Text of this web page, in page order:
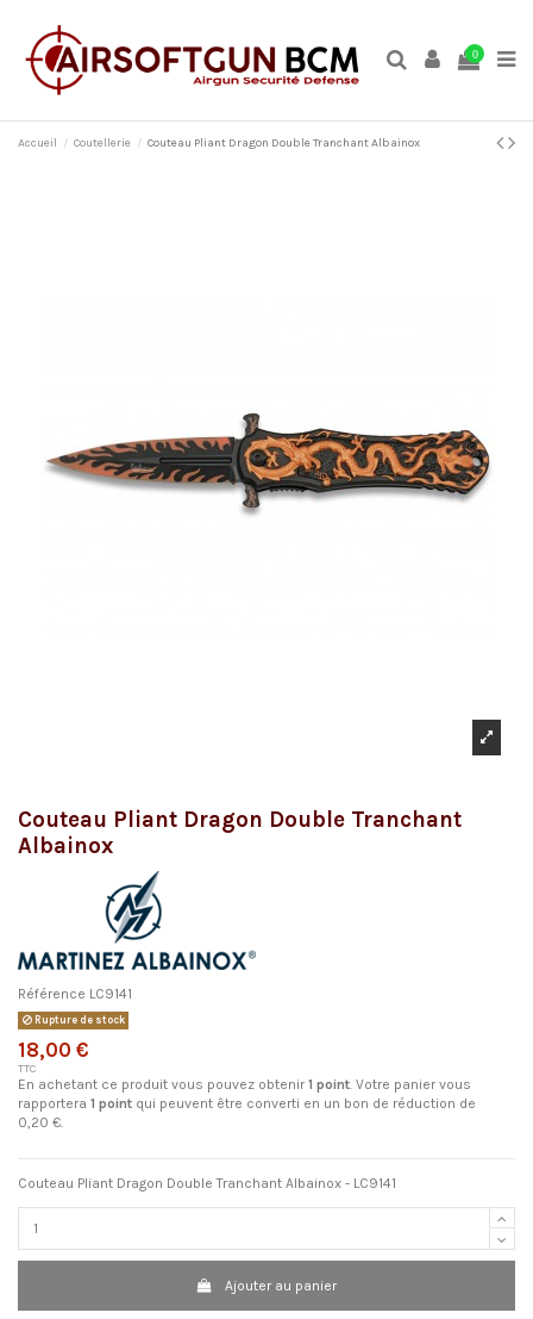
0
Accueil Coutellerie Couteau Pliant Dragon Double Tranchant Albainox
Couteau Pliant Dragon Double Tranchant
Albainox
Référence LC9141
Rupture de stock
18,00 €
TTC
En achetant ce produit vous pouvez obtenir 1 point. Votre panier vous
rapportera 1 point qui peuvent être converti en un bon de réduction de
0,20 €.
Couteau Pliant Dragon Double Tranchant Albainox - LC9141
Ajouter au panier